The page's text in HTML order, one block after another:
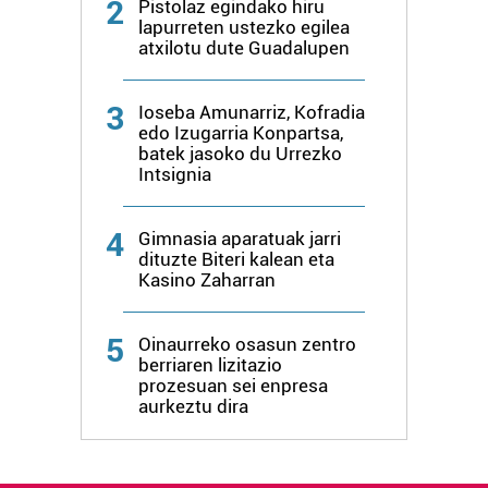
Lortu zure datu pertsonalak prozesatzeko moduari
zure baimena Cookieen adierazpenean.
Webgune honek cookie propioak eta hirugarrenen cookie-
fitxategiak erabiltzen ditu. Zure esperientzia eta
zerbitzuak hobetzeko asmoz, cookie teknologiaz
baliatzen gara. Ohar hau onartuz gero, teknologia hori
erabiltzeko baimen esplizitua ematen diguzu.
2
Pistolaz egindako hiru
lapurreten ustezko egilea
atxilotu dute Guadalupen
3
Ioseba Amunarriz, Kofradia
edo Izugarria Konpartsa,
batek jasoko du Urrezko
Intsignia
4
Gimnasia aparatuak jarri
dituzte Biteri kalean eta
Kasino Zaharran
5
Oinaurreko osasun zentro
berriaren lizitazio
prozesuan sei enpresa
aurkeztu dira